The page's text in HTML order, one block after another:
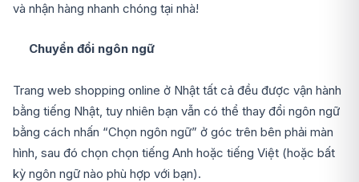
và nhận hàng nhanh chóng tại nhà!
Chuyển đổi ngôn ngữ
Trang web shopping online ở Nhật tất cả đều được vận hành
bằng tiếng Nhật, tuy nhiên bạn vẫn có thể thay đổi ngôn ngữ
bằng cách nhấn “Chọn ngôn ngữ” ở góc trên bên phải màn
hình, sau đó chọn chọn tiếng Anh hoặc tiếng Việt (hoặc bất
kỳ ngôn ngữ nào phù hợp với bạn).